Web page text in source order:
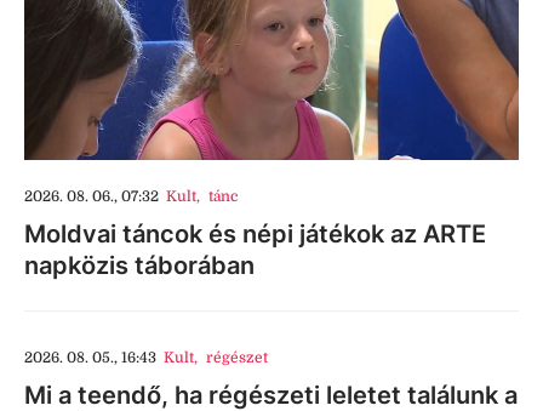
2026. 08. 06., 07:32 Kult, tánc
Moldvai táncok és népi játékok az ARTE
napközis táborában
2026. 08. 05., 16:43 Kult, régészet
Mi a teendő, ha régészeti leletet találunk a